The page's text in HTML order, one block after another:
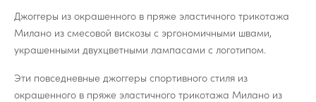
Джоггеры из окрашенного в пряже эластичного трикотажа
Милано из смесовой вискозы с эргономичными швами,
украшенными двухцветными лампасами с логотипом.
Эти повседневные джоггеры спортивного стиля из
окрашенного в пряже эластичного трикотажа Милано из